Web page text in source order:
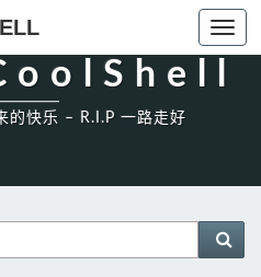
High一下!
的快乐 – R.I.P 一路走好